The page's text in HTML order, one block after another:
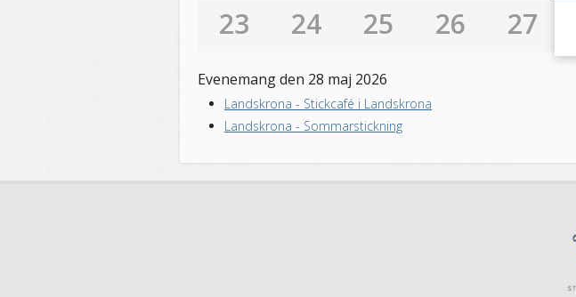
23 24 25 26 27
Evenemang den 28 maj 2026
Landskrona - Stickcafé i Landskrona
Landskrona - Sommarstickning